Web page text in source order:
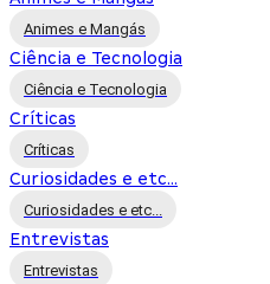
Animes e Mangás
Ciência e Tecnologia
Ciência e Tecnologia
Críticas
Críticas
Curiosidades e etc...
Curiosidades e etc...
Entrevistas
Entrevistas